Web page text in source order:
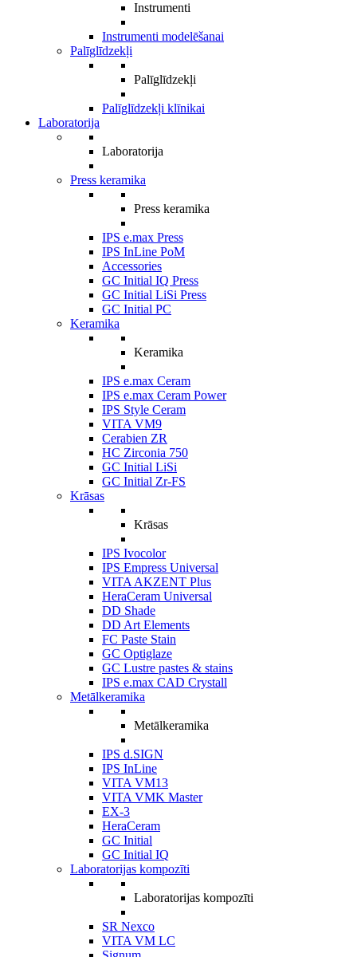
Instrumenti
Instrumenti modelēšanai
Palīglīdzekļi
Palīglīdzekļi
Palīglīdzekļi klīnikai
Laboratorija
Laboratorija
Press keramika
Press keramika
IPS e.max Press
IPS InLine PoM
Accessories
GC Initial IQ Press
GC Initial LiSi Press
GC Initial PC
Keramika
Keramika
IPS e.max Ceram
IPS e.max Ceram Power
IPS Style Ceram
VITA VM9
Cerabien ZR
HC Zirconia 750
GC Initial LiSi
GC Initial Zr-FS
Krāsas
Krāsas
IPS Ivocolor
IPS Empress Universal
VITA AKZENT Plus
HeraCeram Universal
DD Shade
DD Art Elements
FC Paste Stain
GC Optiglaze
GC Lustre pastes & stains
IPS e.max CAD Crystall
Metālkeramika
Metālkeramika
IPS d.SIGN
IPS InLine
VITA VM13
VITA VMK Master
EX-3
HeraCeram
GC Initial
GC Initial IQ
Laboratorijas kompozīti
Laboratorijas kompozīti
SR Nexco
VITA VM LC